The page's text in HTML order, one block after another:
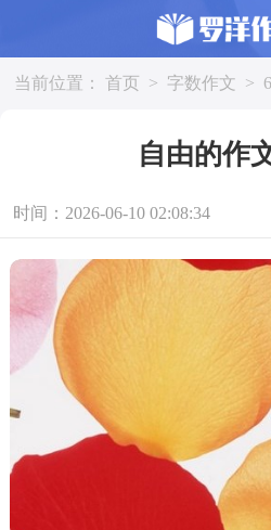
当前位置： 首页 > 字数作文 >
自由的作
时间：2026-06-10 02:08:34